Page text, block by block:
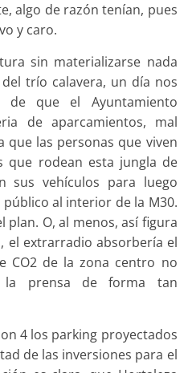
algo de razón tenían, pues
y caro.
sin materializarse nada
trío calavera, un día nos
que el Ayuntamiento
de aparcamientos, mal
que las personas que viven
que rodean esta jungla de
sus vehículos para luego
al interior de la M30.
plan. O, al menos, así figura
el extrarradio absorbería el
CO2 de la zona centro no
la prensa de forma tan
4 los parking proyectados
de las inversiones para el